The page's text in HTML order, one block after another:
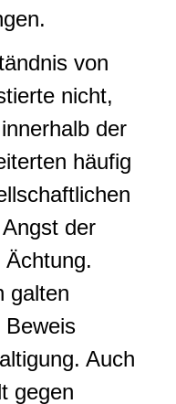
von
nicht,
der
häufig
der
galten
Beweis
Auch
gegen